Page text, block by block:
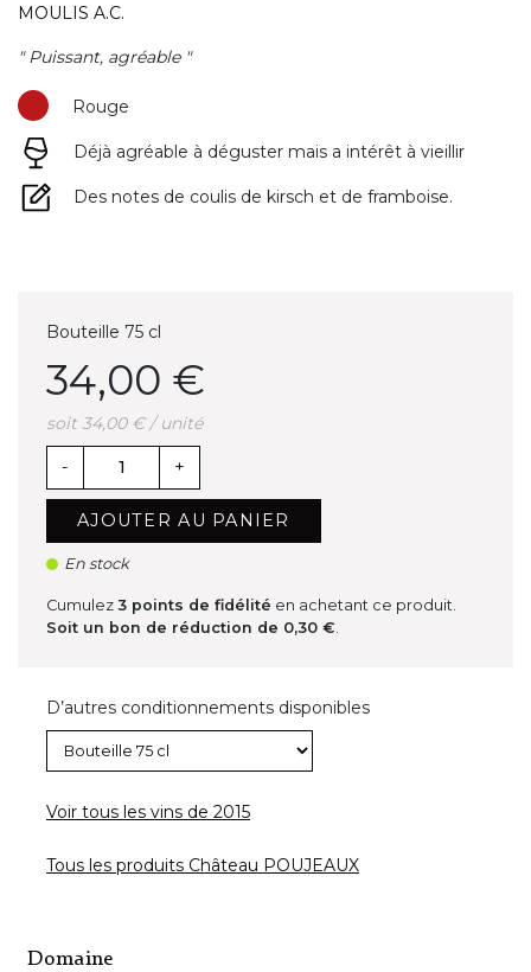
MOULIS A.C.
" Puissant, agréable "
Rouge
Déjà agréable à déguster mais a intérêt à vieillir
Des notes de coulis de kirsch et de framboise.
Bouteille 75 cl
34,00 €
soit 34,00 € / unité
- +
AJOUTER AU PANIER
En stock
Cumulez 3 points de fidélité en achetant ce produit.
Soit un bon de réduction de 0,30 €.
D’autres conditionnements disponibles
Voir tous les vins de 2015
Tous les produits Château POUJEAUX
Domaine